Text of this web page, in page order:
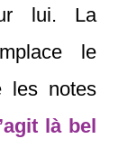
lui. La
le
les notes
là bel